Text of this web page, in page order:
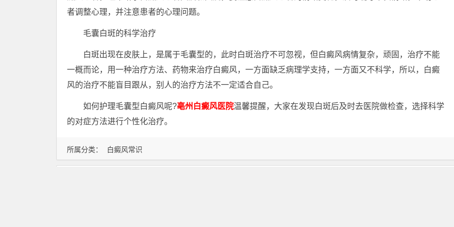
所属分类： 白癜风常识
者调整心理，并注意患者的心理问题。
毛囊白斑的科学治疗
白斑出现在皮肤上，是属于毛囊型的，此时白斑治疗不可忽视，但白癜风病情复杂，顽固，治疗不能
一概而论，用一种治疗方法、药物来治疗白癜风，一方面缺乏病理学支持，一方面又不科学，所以，白癜
风的治疗不能盲目跟从，别人的治疗方法不一定适合自己。
如何护理毛囊型白癜风呢?亳州白癜风医院温馨提醒，大家在发现白斑后及时去医院做检查，选择科学
的对症方法进行个性化治疗。